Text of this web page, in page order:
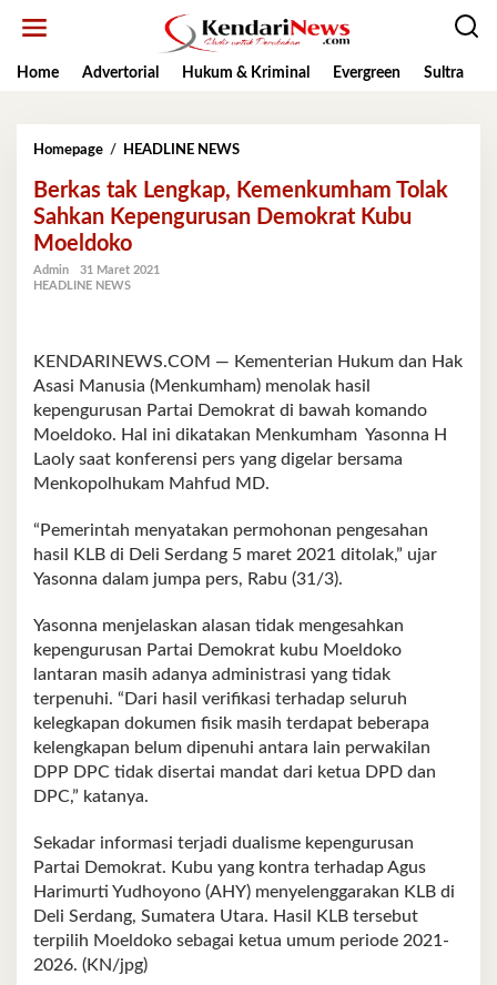
Home
Advertorial Hukum & Kriminal Evergreen Sultra
Homepage / HEADLINE NEWSBerkas
Lengkap,
Kemenkumham
Tolak
Berkas tak Lengkap, Kemenkumham Tolak
Sahkan Kepengurusan Demokrat Kubu
Moeldoko
Admin
31 Maret 2021
HEADLINE NEWS
KENDARINEWS.COM — Kementerian Hukum dan Hak
Asasi Manusia (Menkumham) menolak hasil
kepengurusan Partai Demokrat di bawah komando
Moeldoko. Hal ini dikatakan Menkumham Yasonna H
Laoly saat konferensi pers yang digelar bersama
Menkopolhukam Mahfud MD.
“Pemerintah menyatakan permohonan pengesahan
hasil KLB di Deli Serdang 5 maret 2021 ditolak,” ujar
Yasonna dalam jumpa pers, Rabu (31/3).
Yasonna menjelaskan alasan tidak mengesahkan
kepengurusan Partai Demokrat kubu Moeldoko
lantaran masih adanya administrasi yang tidak
terpenuhi. “Dari hasil verifikasi terhadap seluruh
kelegkapan dokumen fisik masih terdapat beberapa
kelengkapan belum dipenuhi antara lain perwakilan
DPP DPC tidak disertai mandat dari ketua DPD dan
DPC,” katanya.
Sekadar informasi terjadi dualisme kepengurusan
Partai Demokrat. Kubu yang kontra terhadap Agus
Harimurti Yudhoyono (AHY) menyelenggarakan KLB di
Deli Serdang, Sumatera Utara. Hasil KLB tersebut
terpilih Moeldoko sebagai ketua umum periode 2021-
2026. (KN/jpg)